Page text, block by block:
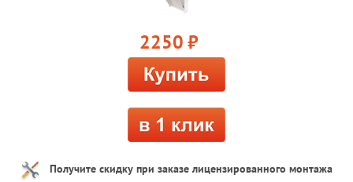
2250 руб.
Получите скидку при заказе лицензированного монтажа